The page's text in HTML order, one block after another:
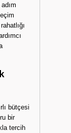
bütçesi
bir
tercih